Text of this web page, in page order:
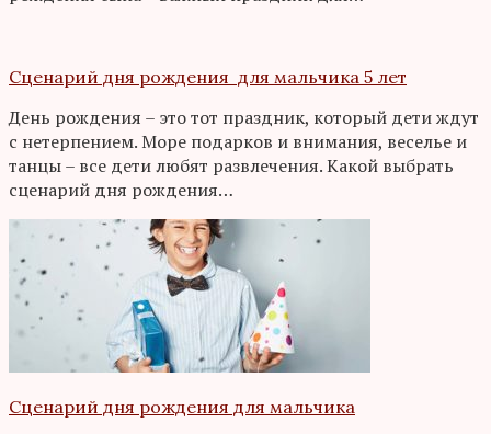
Сценарий дня рождения для мальчика 5 лет
День рождения – это тот праздник, который дети ждут
с нетерпением. Море подарков и внимания, веселье и
танцы – все дети любят развлечения. Какой выбрать
сценарий дня рождения…
Сценарий дня рождения для мальчика